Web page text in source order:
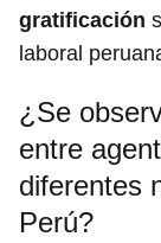
gratificación
laboral
¿Se
entre
diferentes
Perú?